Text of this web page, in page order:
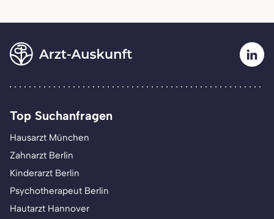
Top Suchanfragen
Hausarzt München
Zahnarzt Berlin
Kinderarzt Berlin
Psychotherapeut Berlin
Hautarzt Hannover